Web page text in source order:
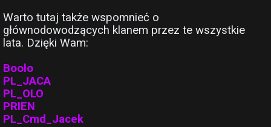
Warto tutaj także wspomnieć o
głównodowodzących klanem przez te wszystkie
lata. Dzięki Wam:
Boolo
PL_JACA
PL_OLO
PRIEN
PL_Cmd_Jacek